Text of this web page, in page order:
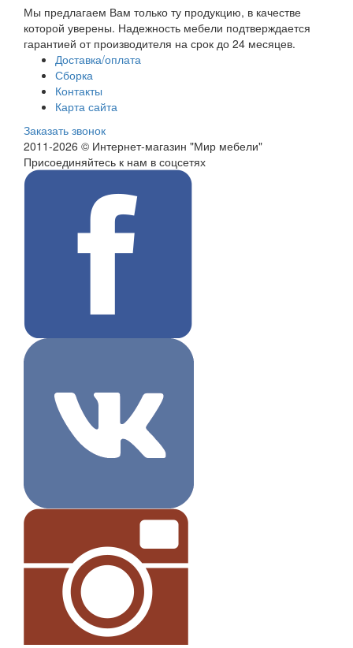
Мы предлагаем Вам только ту продукцию, в качестве
которой уверены. Надежность мебели подтверждается
гарантией от производителя на срок до 24 месяцев.
Доставка/оплата
Сборка
Контакты
Карта сайта
Заказать звонок
2011-2026 © Интернет-магазин "Мир мебели"
Присоединяйтесь к нам в соцсетях